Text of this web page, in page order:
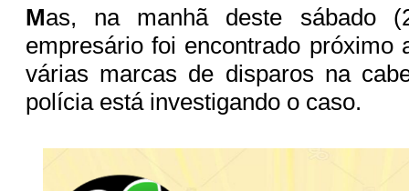
Mas, na manhã deste sábado
empresário foi encontrado próximo
várias marcas de disparos na
polícia está investigando o caso.